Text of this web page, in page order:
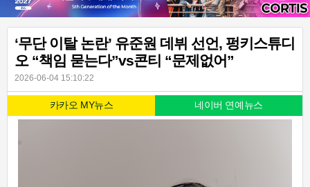
‘무단 이탈 논란’ 유준원 데뷔 선언, 펑키스튜디
오 “책임 묻는다”vs콘티 “문제없어”
2026-06-04 15:10:22
카카오 MY뉴스 네이버 연예뉴스